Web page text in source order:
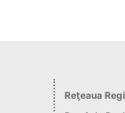
Reţeaua